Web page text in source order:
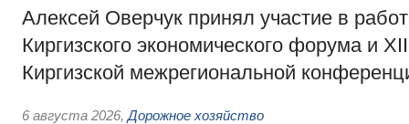
Алексей Оверчук принял участие в
Киргизского экономического форума и
Киргизской межрегиональной
6 августа 2026, Дорожное хозяйство